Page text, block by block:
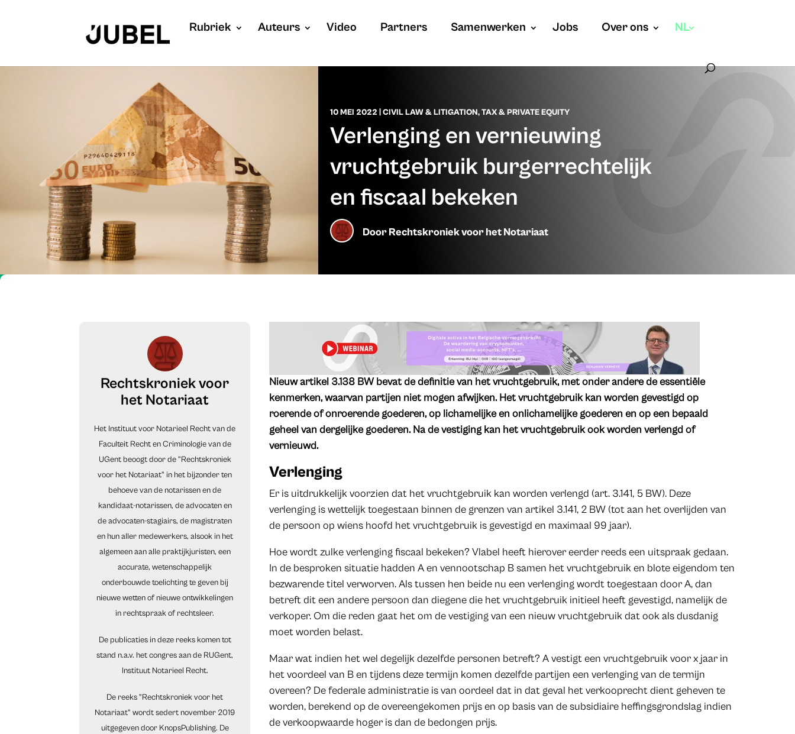
Rubriek Auteurs Video Partners Samenwerken Jobs Over ons NL
10 MEI 2022| CIVIL LAW & LITIGATION,TAX & PRIVATE EQUITY
Verlenging en vernieuwing
vruchtgebruik burgerrechtelijk
en fiscaal bekeken
DoorRechtskroniek voor het Notariaat
Rechtskroniek voor
het Notariaat
Het Instituut voor Notarieel Recht van de
Faculteit Recht en Criminologie van de
UGent beoogt door de "Rechtskroniek
voor het Notariaat" in het bijzonder ten
behoeve van de notarissen en de
kandidaat-notarissen, de advocaten en
de advocaten-stagiairs, de magistraten
en hun aller medewerkers, alsook in het
algemeen aan alle praktijkjuristen, een
accurate, wetenschappelijk
onderbouwde toelichting te geven bij
nieuwe wetten of nieuwe ontwikkelingen
in rechtspraak of rechtsleer.
De publicaties in deze reeks komen tot
stand n.a.v. het congres aan de RUGent,
Instituut Notarieel Recht.
De reeks "Rechtskroniek voor het
Notariaat" wordt sedert november 2019
uitgegeven door KnopsPublishing. De
Nieuw artikel 3.138 BW bevat de definitie van het vruchtgebruik, met onder andere de essentiële
kenmerken, waarvan partijen niet mogen afwijken. Het vruchtgebruik kan worden gevestigd op
roerende of onroerende goederen, op lichamelijke en onlichamelijke goederen en op een bepaald
geheel van dergelijke goederen. Na de vestiging kan het vruchtgebruik ook worden verlengd of
vernieuwd.
Verlenging
Er is uitdrukkelijk voorzien dat het vruchtgebruik kan worden verlengd (art. 3.141, 5 BW). Deze
verlenging is wettelijk toegestaan binnen de grenzen van artikel 3.141, 2 BW (tot aan het overlijden van
de persoon op wiens hoofd het vruchtgebruik is gevestigd en maximaal 99 jaar).
Hoe wordt zulke verlenging fiscaal bekeken? Vlabel heeft hierover eerder reeds een uitspraak gedaan.
In de besproken situatie hadden A en vennootschap B samen het vruchtgebruik en blote eigendom ten
bezwarende titel verworven. Als tussen hen beide nu een verlenging wordt toegestaan door A, dan
betreft dit een andere persoon dan diegene die het vruchtgebruik initieel heeft gevestigd, namelijk de
verkoper. Om die reden gaat het om de vestiging van een nieuw vruchtgebruik dat ook als dusdanig
moet worden belast.
Maar wat indien het wel degelijk dezelfde personen betreft? A vestigt een vruchtgebruik voor x jaar in
het voordeel van B en tijdens deze termijn komen dezelfde partijen een verlenging van de termijn
overeen? De federale administratie is van oordeel dat in dat geval het verkooprecht dient geheven te
worden, berekend op de overeengekomen prijs en op basis van de subsidiaire heffingsgrondslag indien
de verkoopwaarde hoger is dan de bedongen prijs.